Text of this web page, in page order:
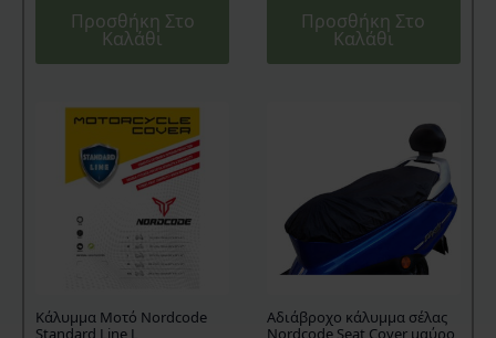
Προσθήκη Στο
Καλάθι
Προσθήκη Στο
Καλάθι
Kάλυμμα Mοτό Nordcode
Standard Line L
Aδιάβροχο κάλυμμα σέλας
Nordcode Seat Cover μαύρο